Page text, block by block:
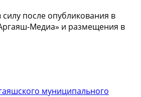
силу после опубликования в
Медиа» и размещения в
муниципального